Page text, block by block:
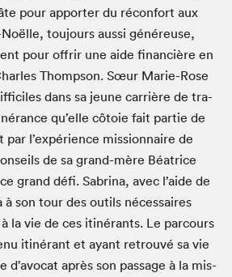
pour apporter du récon­fort aux
tou­jours aus­si généreuse,
pour offrir une aide finan­cière en
Thomp­son. Sœur Marie-Rose
dans sa jeune car­rière de tra­
qu’elle côtoie fait par­tie de
par l’expérience mis­sion­naire de
de sa grand-mère Béa­trice
grand défi. Sab­ri­na, avec l’aide de
son tour des out­ils néces­saires
la vie de ces itinérants. Le par­cours
itinérant et ayant retrou­vé sa vie
après son pas­sage à la mis­